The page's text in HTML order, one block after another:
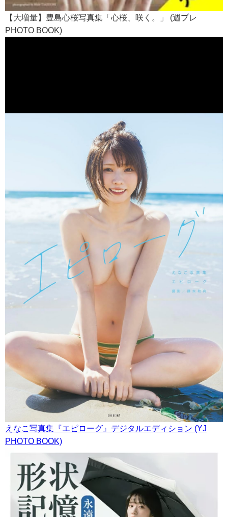
【大増量】豊島心桜写真集「心桜、咲く。」 (週プレ
PHOTO BOOK)
えなこ写真集『エピローグ』デジタルエディション (YJ
PHOTO BOOK)